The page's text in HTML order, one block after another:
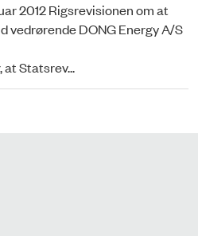
2012 Rigsrevisionen om at
vedrørende DONG Energy A/S
Statsrev...